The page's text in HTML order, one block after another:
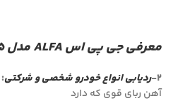
معرفی جی پی اس ALFA مدل ۷۰۵
۲- ردیابی انواع خودرو شخصی و شرکتی:
آهن ربای قوی که دارد